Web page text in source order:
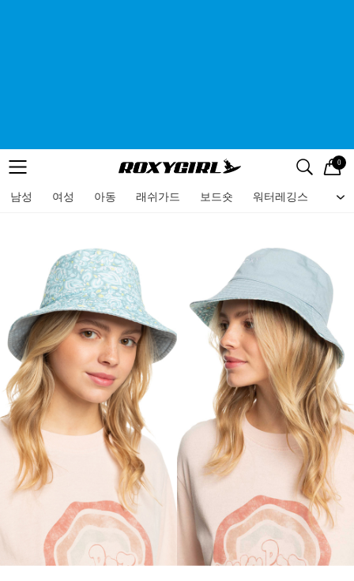
메뉴 검색
로고 0
남성 여성 아동 래쉬가드 보드숏 워터레깅스 비
메뉴